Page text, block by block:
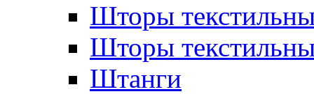
Шторы
Шторы
Штанги